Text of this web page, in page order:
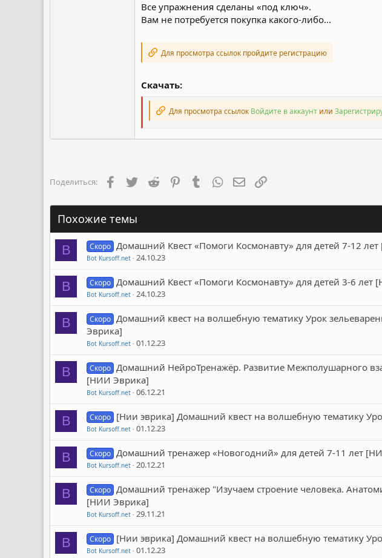
Все упражнения сделаны «под ключ»‎.
Вам не потребуется покупка какого-либо...
Для просмотра ссылок пройдите регистрацию
Скачать:
Для просмотра ссылок Войдите в аккаунт или
Поделиться: FacebookTwitter Reddit PinterestTumblr WhatsAppЭлектронная почта
Похожие темы
B Скоро Домашний Квест «Помоги Космонавту» для детей 7-12
Bot Kursoff.net 24.10.23
B Скоро Домашний Квест «Помоги Космонавту» для детей 3-6 лет
Bot Kursoff.net 24.10.23
B Скоро Домашний квест на волшебную тематику Урок
Эврика]
Bot Kursoff.net 01.12.23
B Скоро Домашний НейроТренажёр. Развитие Межполушарного
[НИИ Эврика]
Bot Kursoff.net 06.12.21
B Скоро [Нии эврика] Домашний квест на волшебную тематику
Bot Kursoff.net 01.12.23
B Скоро Домашний тренажер «Новогодний» для детей 7-11 лет
Bot Kursoff.net 20.12.21
B Скоро Домашний тренажер "Изучаем строение человека.
[НИИ Эврика]
Bot Kursoff.net 29.11.21
B Скоро [Нии эврика] Домашний квест на волшебную тематику
Bot Kursoff.net 01.12.23